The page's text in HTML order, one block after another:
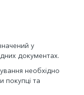
у
документах.
необхідно
покупці та